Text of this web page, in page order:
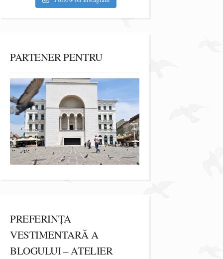
PARTENER PENTRU
PREFERINȚA
VESTIMENTARĂ A
BLOGULUI – ATELIER